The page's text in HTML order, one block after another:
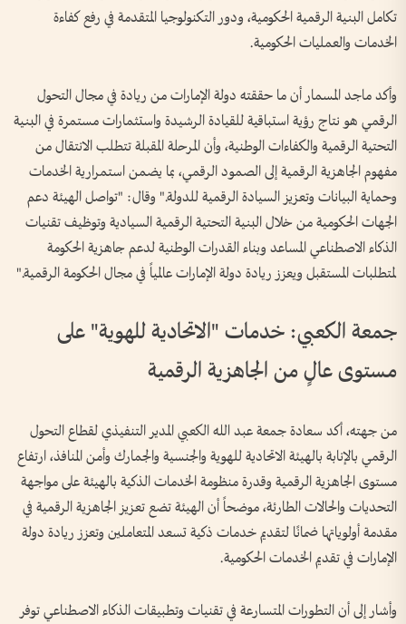
تكامل البنية الرقمية الحكومية، ودور التكنولوجيا المتقدمة في رفع كفاءة
الخدمات والعمليات الحكومية.
وأكد ماجد المسمار أن ما حققته دولة الإمارات من ريادة في مجال التحول
الرقمي هو نتاج رؤية استباقية للقيادة الرشيدة واستثمارات مستمرة في البنية
التحتية الرقمية والكفاءات الوطنية، وأن المرحلة المقبلة تتطلب الانتقال من
مفهوم الجاهزية الرقمية إلى الصمود الرقمي، بما يضمن استمرارية الخدمات
وحماية البيانات وتعزيز السيادة الرقمية للدولة." وقال: "تواصل الهيئة دعم
الجهات الحكومية من خلال البنية التحتية الرقمية السيادية وتوظيف تقنيات
الذكاء الاصطناعي المساعد وبناء القدرات الوطنية لدعم جاهزية الحكومة
لمتطلبات المستقبل ويعزز ريادة دولة الإمارات عالمياً في مجال الحكومة الرقمية."
جمعة الكعبي: خدمات "الاتحادية للهوية" على
مستوى عالٍ من الجاهزية الرقمية
من جهته، أكد سعادة جمعة عبد الله الكعبي المدير التنفيذي لقطاع التحول
الرقمي بالإنابة بالهيئة الاتحادية للهوية والجنسية والجمارك وأمن المنافذ، ارتفاع
مستوى الجاهزية الرقمية وقدرة منظومة الخدمات الذكية بالهيئة على مواجهة
التحديات والحالات الطارئة، موضحاً أن الهيئة تضع تعزيز الجاهزية الرقمية في
مقدمة أولوياتها ضمانًا لتقديم خدمات ذكية تسعد المتعاملين وتعزز ريادة دولة
الإمارات في تقديم الخدمات الحكومية.
وأشار إلى أن التطورات المتسارعة في تقنيات وتطبيقات الذكاء الاصطناعي توفر